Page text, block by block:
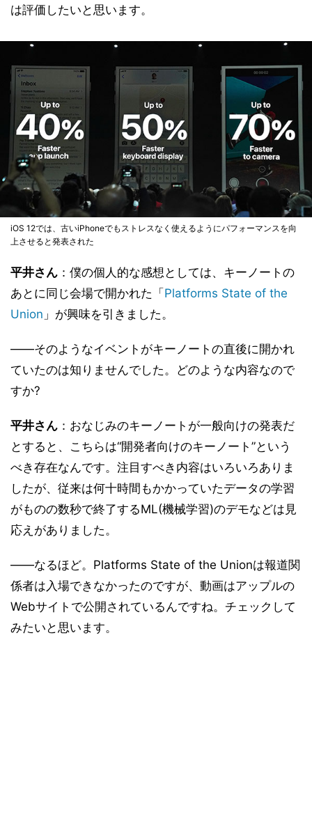
は評価したいと思います。
iOS 12では、古いiPhoneでもストレスなく使えるようにパフォーマンスを向
上させると発表された
平井さん ：僕の個人的な感想としては、キーノートの
あとに同じ会場で開かれた「Platforms State of the
Union 」が興味を引きました。
――そのようなイベントがキーノートの直後に開かれ
ていたのは知りませんでした。どのような内容なので
すか?
平井さん ：おなじみのキーノートが一般向けの発表だ
とすると、こちらは“開発者向けのキーノート”という
べき存在なんです。注目すべき内容はいろいろありま
したが、従来は何十時間もかかっていたデータの学習
がものの数秒で終了するML(機械学習)のデモなどは見
応えがありました。
――なるほど。Platforms State of the Unionは報道関
係者は入場できなかったのですが、動画はアップルの
Webサイトで公開されているんですね。チェックして
みたいと思います。